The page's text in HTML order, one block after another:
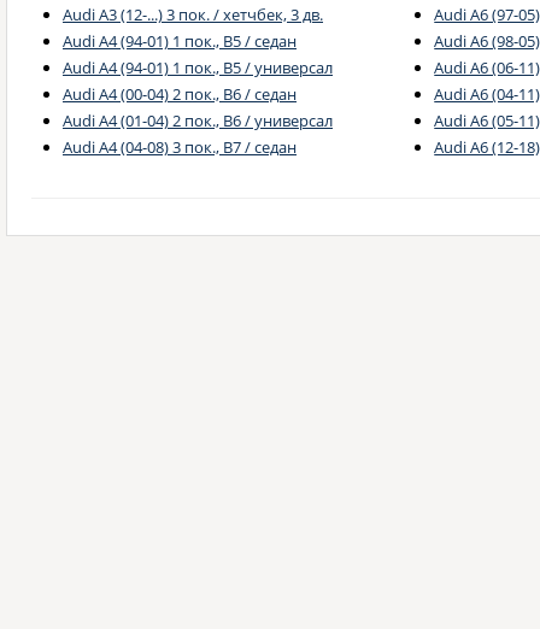
Audi A3 (12-...) 3 пок. / хетчбек, 3 дв.
Audi A4 (94-01) 1 пок., B5 / седан
Audi A4 (94-01) 1 пок., B5 / универсал
Audi A4 (00-04) 2 пок., B6 / седан
Audi A4 (01-04) 2 пок., B6 / универсал
Audi A4 (04-08) 3 пок., B7 / седан
Audi A6 (97-
Audi A6 (98-
Audi A6 (06-
Audi A6 (04-
Audi A6 (05-
Audi A6 (12-